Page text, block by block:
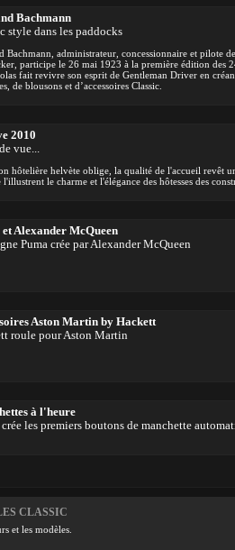
Bachmann
style dans les paddocks
Bachmann, administrateur, concessionnaire et pilote
participe le 26 mai 1923 à la première édition des
fait revivre son esprit de Gentleman Driver en
de blousons et d’accessoires Classic.
2010
vue...
hôtelière helvète oblige, la qualité de l'accueil revêt
l'illustrent le charme et l'élégance des hôtesses des
et Alexander McQueen
Puma crée par Alexander McQueen
Aston Martin by Hackett
roule pour Aston Martin
à l'heure
les premiers boutons de manchette
CLASSIC
et les modèles.